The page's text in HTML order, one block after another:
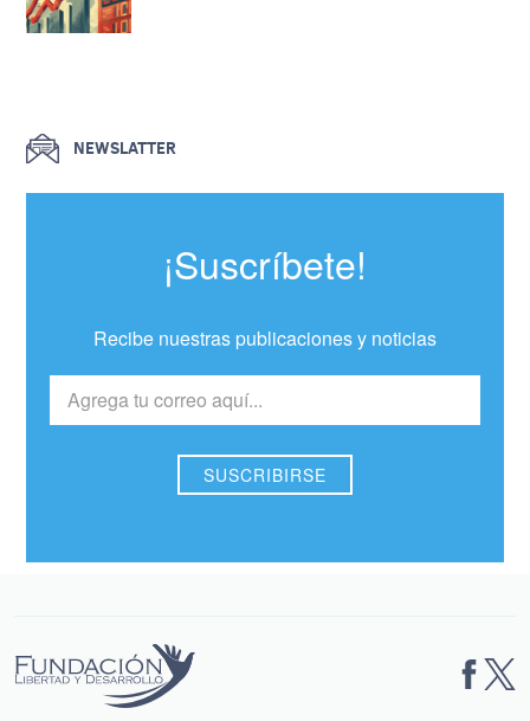
NEWSLATTER
¡Suscríbete!
Recibe nuestras publicaciones y noticias